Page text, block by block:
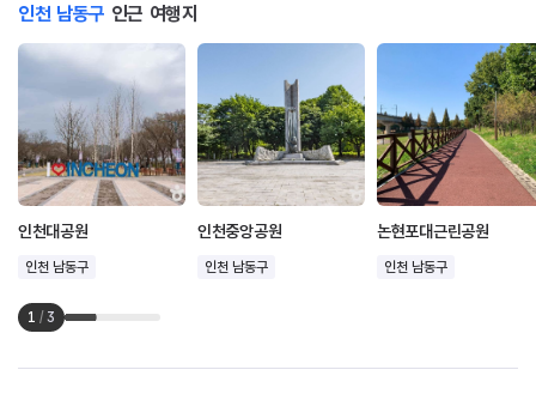
인천 남동구 인근 여행지
인천대공원
인천 남동구
인천중앙공원
인천 남동구
논현포대근린공원
인천 남동구
1 / 3